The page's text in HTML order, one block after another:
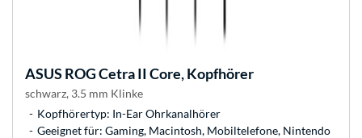
ASUS ROG Cetra II Core, Kopfhörer
schwarz, 3.5 mm Klinke
Kopfhörertyp: In-Ear Ohrkanalhörer
Geeignet für: Gaming, Macintosh, Mobiltelefone, Nintendo